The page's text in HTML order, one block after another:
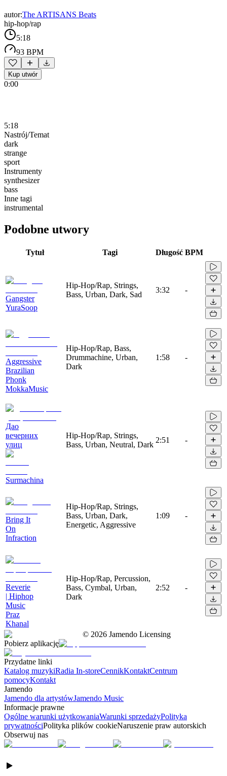
autor:The ARTISANS Beats
hip-hop/rap
5:18
93 BPM
Kup utwór
0:00
5:18
Nastrój/Temat
dark
strange
sport
Instrumenty
synthesizer
bass
Inne tagi
instrumental
Podobne utwory
Tytuł Tagi Długość BPM
Gangster
YuraSoop
Hip-Hop/Rap, Strings,
Bass, Urban, Dark, Sad
3:32 -
Aggressive
Brazilian
Phonk
MokkaMusic
Hip-Hop/Rap, Bass,
Drummachine, Urban,
Dark
1:58 -
Дао
вечерних
улиц
Surmachina
Hip-Hop/Rap, Strings,
Bass, Urban, Neutral, Dark
2:51 -
Bring It
On
Infraction
Hip-Hop/Rap, Strings,
Bass, Urban, Dark,
Energetic, Aggressive
1:09 -
Reverie
| Hiphop
Music
Praz
Khanal
Hip-Hop/Rap, Percussion,
Bass, Cymbal, Urban,
Dark
2:52 -
© 2026 Jamendo Licensing
Pobierz aplikację
Przydatne linki
Katalog muzykiRadia In-storeCennikKontaktCentrum
pomocyKontakt
Jamendo
Jamendo dla artystówJamendo Music
Informacje prawne
Ogólne warunki użytkowaniaWarunki sprzedażyPolityka
prywatnościPolityka plików cookieNaruszenie praw autorskich
Obserwuj nas